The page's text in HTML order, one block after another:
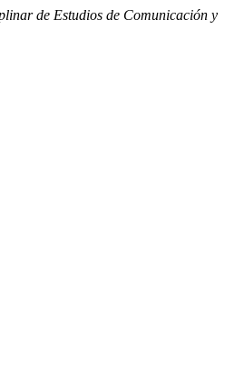
de Estudios de Comunicación y